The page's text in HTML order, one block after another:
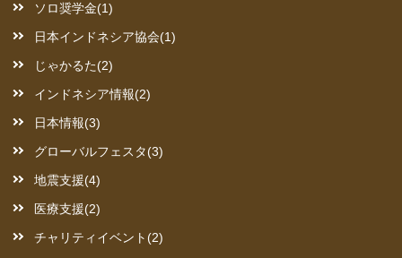
ソロ奨学金(1)
日本インドネシア協会(1)
じゃかるた(2)
インドネシア情報(2)
日本情報(3)
グローバルフェスタ(3)
地震支援(4)
医療支援(2)
チャリティイベント(2)